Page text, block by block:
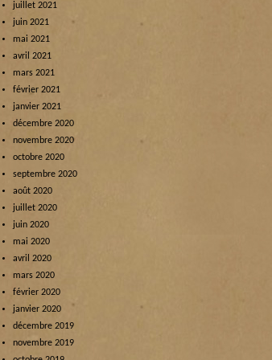
juillet 2021
juin 2021
mai 2021
avril 2021
mars 2021
février 2021
janvier 2021
décembre 2020
novembre 2020
octobre 2020
septembre 2020
août 2020
juillet 2020
juin 2020
mai 2020
avril 2020
mars 2020
février 2020
janvier 2020
décembre 2019
novembre 2019